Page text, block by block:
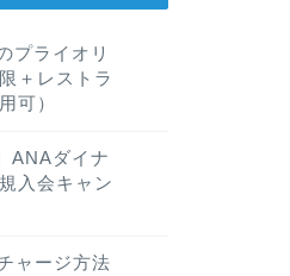
プライオリ
＋レストラ
可）
ANAダイナ
入会キャン
ャージ方法